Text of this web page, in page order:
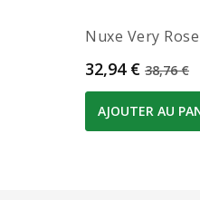
Nuxe Very
Prix
32,94 € Prix de
38,76 €
AJOUTER AU